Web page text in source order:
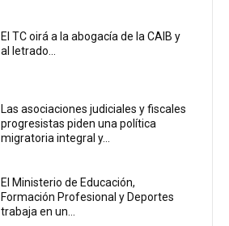
El TC oirá a la abogacía de la CAIB y
al letrado...
Las asociaciones judiciales y fiscales
progresistas piden una política
migratoria integral y...
El Ministerio de Educación,
Formación Profesional y Deportes
trabaja en un...